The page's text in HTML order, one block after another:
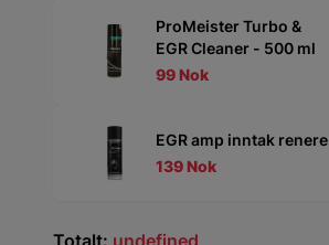
Totalt: undefined
ProMeister Turbo &
EGR Cleaner - 500 ml
99 Nok
EGR amp inntak renere
139 Nok